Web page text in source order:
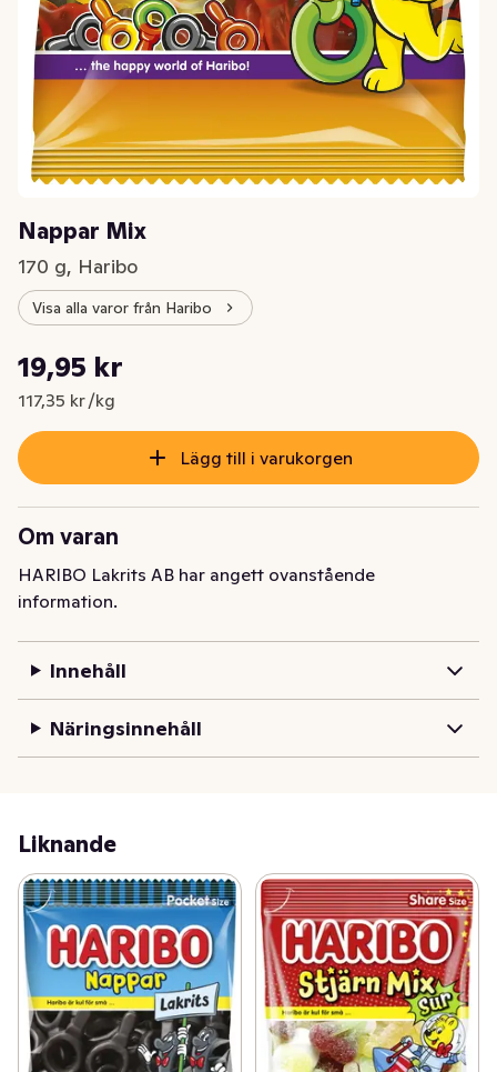
Nappar Mix
170 g, Haribo
Visa alla varor från Haribo
Nuvarande pris är: 19,95 kr
19,95 kr
117,35 kr /kg
Styckpris: 117,35 kr /kg
Lägg till i varukorgen
Om varan
HARIBO Lakrits AB har angett ovanstående
information.
Innehåll
Näringsinnehåll
Liknande